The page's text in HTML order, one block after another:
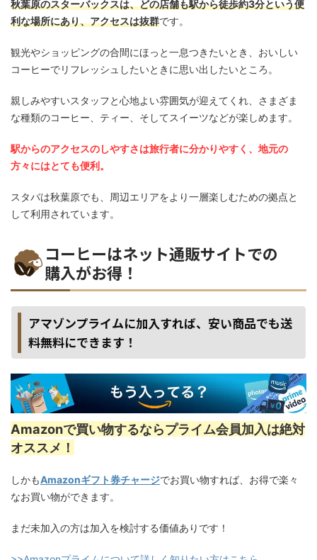
秋葉原のスターバックスは、どの店舗も駅から徒歩約3分という便
利な場所にあり、アクセスは抜群です。
観光やショッピングの合間にほっと一息つきたいとき、おいしい
コーヒーでリフレッシュしたいときに思い出したいところ。
親しみやすいスタッフと心地よい雰囲気が迎えてくれ、さまざま
な種類のコーヒー、ティー、そしてスイーツなどが楽しめます。
駅からのアクセスのしやすさは旅行者に分かりやすく、地元の
方々にはとても便利。
スタバは秋葉原でも、周辺エリアをより一層楽しむための拠点と
して利用されています。
コーヒーはネット通販サイトでの
購入がお得！
アマゾンプライムに加入すれば、安い商品でも送
料無料にできます！
Amazonで買い物するならプライム会員加入は絶対
オススメ！
しかもAmazonギフト券チャージでお買い物すれば、お得で楽々
なお買い物ができます。
まだ未加入の方は加入を検討する価値ありです！